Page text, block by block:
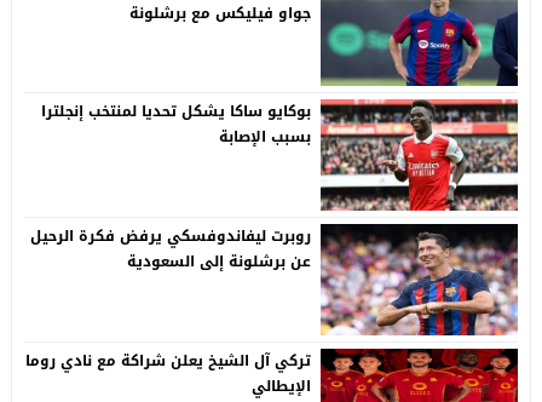
جواو فيليكس مع برشلونة
بوكايو ساكا يشكل تحديا لمنتخب إنجلترا
بسبب الإصابة
روبرت ليفاندوفسكي يرفض فكرة الرحيل
عن برشلونة إلى السعودية
تركي آل الشيخ يعلن شراكة مع نادي روما
الإيطالي